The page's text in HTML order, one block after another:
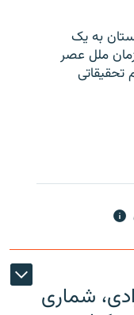
به یک
ملل عصر
شماری